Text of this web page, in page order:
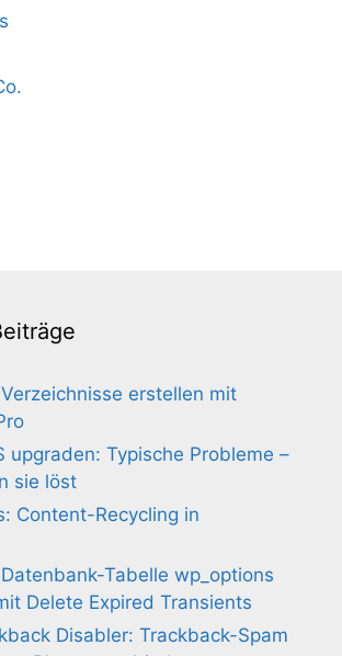
erstellen mit
upgraden: Typische Probleme –
sie löst
Content-Recycling in
Tabelle wp_options
Delete Expired Transients
Disabler: Trackback-Spam